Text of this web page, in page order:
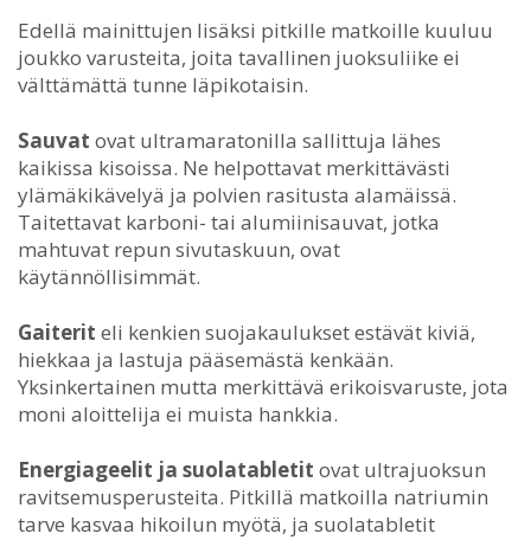
Edellä mainittujen lisäksi pitkille matkoille kuuluu
joukko varusteita, joita tavallinen juoksuliike ei
välttämättä tunne läpikotaisin.
Sauvat ovat ultramaratonilla sallittuja lähes
kaikissa kisoissa. Ne helpottavat merkittävästi
ylämäkikävelyä ja polvien rasitusta alamäissä.
Taitettavat karboni- tai alumiinisauvat, jotka
mahtuvat repun sivutaskuun, ovat
käytännöllisimmät.
Gaiterit eli kenkien suojakaulukset estävät kiviä,
hiekkaa ja lastuja pääsemästä kenkään.
Yksinkertainen mutta merkittävä erikoisvaruste, jota
moni aloittelija ei muista hankkia.
Energiageelit ja suolatabletit ovat ultrajuoksun
ravitsemusperusteita. Pitkillä matkoilla natriumin
tarve kasvaa hikoilun myötä, ja suolatabletit